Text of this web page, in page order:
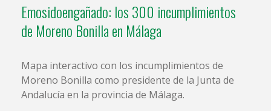
Emosidoengañado: los 300 incumplimientos
de Moreno Bonilla en Málaga
Mapa interactivo con los incumplimientos de
Moreno Bonilla como presidente de la Junta de
Andalucía en la provincia de Málaga.